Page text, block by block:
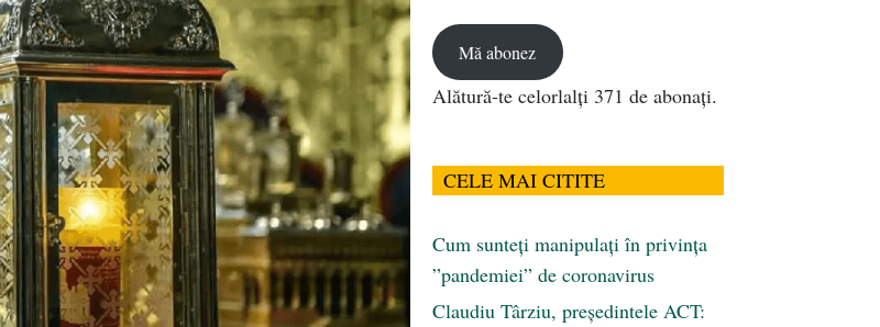
Mă abonez
Alătură-te celorlalți 371 de abonați.
CELE MAI CITITE
Cum sunteți manipulați în privința
”pandemiei” de coronavirus
Claudiu Târziu, președintele ACT: